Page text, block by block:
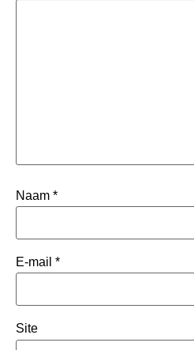
Naam *
E-mail *
Site